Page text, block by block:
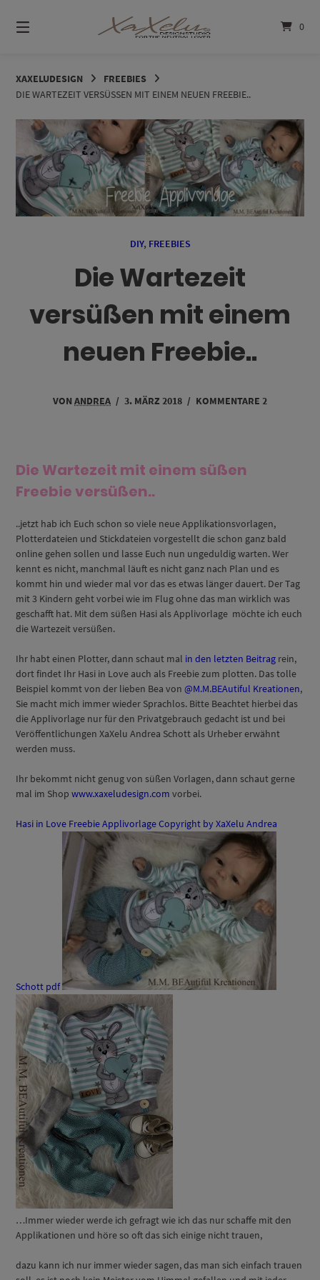
zum
Inhalt
0
XAXELUDESIGN
FREEBIES
DIE WARTEZEIT VERSÜSSEN MIT EINEM NEUEN FREEBIE..
DIY, FREEBIES
Die Wartezeit
versüßen mit einem
neuen Freebie..
VON ANDREA / 3. MÄRZ 2018 / KOMMENTARE 2
Die Wartezeit mit einem süßen
Freebie versüßen..
..jetzt hab ich Euch schon so viele neue Applikationsvorlagen,
Plotterdateien und Stickdateien vorgestellt die schon ganz bald
online gehen sollen und lasse Euch nun ungeduldig warten. Wer
kennt es nicht, manchmal läuft es nicht ganz nach Plan und es
kommt hin und wieder mal vor das es etwas länger dauert. Der Tag
mit 3 Kindern geht vorbei wie im Flug ohne das man wirklich was
geschafft hat. Mit dem süßen Hasi als Applivorlage möchte ich euch
die Wartezeit versüßen.
Ihr habt einen Plotter, dann schaut mal in den letzten Beitrag rein,
dort findet Ihr Hasi in Love auch als Freebie zum plotten. Das tolle
Beispiel kommt von der lieben Bea von@M.M.BEAutiful Kreationen,
Sie macht mich immer wieder Sprachlos. Bitte Beachtet hierbei das
die Applivorlage nur für den Privatgebrauch gedacht ist und bei
Veröffentlichungen XaXelu Andrea Schott als Urheber erwähnt
werden muss.
Ihr bekommt nicht genug von süßen Vorlagen, dann schaut gerne
mal im Shopwww.xaxeludesign.com vorbei.
Hasi in Love Freebie Applivorlage Copyright by XaXelu Andrea
Schott pdf
…Immer wieder werde ich gefragt wie ich das nur schaffe mit den
Applikationen und höre so oft das sich einige nicht trauen,
dazu kann ich nur immer wieder sagen, das man sich einfach trauen